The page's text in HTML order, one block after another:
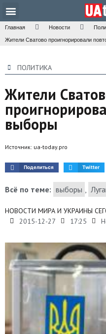
Главная Новости
Жители Сватово проигнорировали
ПОЛИТИКА
Жители
выборы
Источник: ua-today.pro
Поделиться Twitter
Всё по теме: выборы ,
НОВОСТИ МИРА И УКРАИНЫ
2015-12-27
17:25